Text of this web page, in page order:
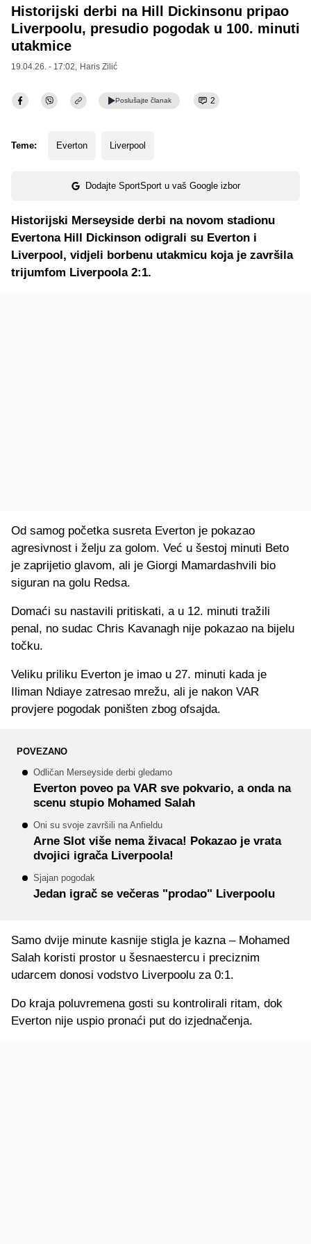
Historijski derbi na Hill Dickinsonu pripao
Liverpoolu, presudio pogodak u 100. minuti
utakmice
19.04.26. - 17:02, Haris Zilić
Poslušajte članak 2
Teme: Everton Liverpool
Dodajte SportSport u vaš Google izbor
Historijski Merseyside derbi na novom stadionu
Evertona Hill Dickinson odigrali su Everton i
Liverpool, vidjeli borbenu utakmicu koja je završila
trijumfom Liverpoola 2:1.
Od samog početka susreta Everton je pokazao
agresivnost i želju za golom. Već u šestoj minuti Beto
je zaprijetio glavom, ali je Giorgi Mamardashvili bio
siguran na golu Redsa.
Domaći su nastavili pritiskati, a u 12. minuti tražili
penal, no sudac Chris Kavanagh nije pokazao na bijelu
točku.
Veliku priliku Everton je imao u 27. minuti kada je
Iliman Ndiaye zatresao mrežu, ali je nakon VAR
provjere pogodak poništen zbog ofsajda.
POVEZANO
Odličan Merseyside derbi gledamo
Everton poveo pa VAR sve pokvario, a onda na
scenu stupio Mohamed Salah
Oni su svoje završili na Anfieldu
Arne Slot više nema živaca! Pokazao je vrata
dvojici igrača Liverpoola!
Sjajan pogodak
Jedan igrač se večeras "prodao" Liverpoolu
Samo dvije minute kasnije stigla je kazna – Mohamed
Salah koristi prostor u šesnaestercu i preciznim
udarcem donosi vodstvo Liverpoolu za 0:1.
Do kraja poluvremena gosti su kontrolirali ritam, dok
Everton nije uspio pronaći put do izjednačenja.